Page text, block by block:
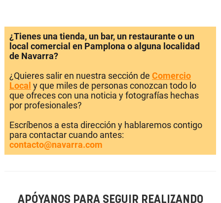
¿Tienes una tienda, un bar, un restaurante o un
local comercial en Pamplona o alguna localidad
de Navarra?
¿Quieres salir en nuestra sección de Comercio
Local y que miles de personas conozcan todo lo
que ofreces con una noticia y fotografías hechas
por profesionales?
Escríbenos a esta dirección y hablaremos contigo
para contactar cuando antes:
contacto@navarra.com
APÓYANOS PARA SEGUIR REALIZANDO